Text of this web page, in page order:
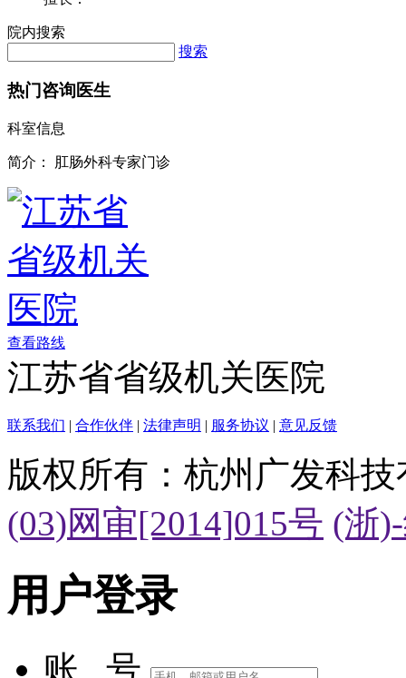
院内搜索
搜索
热门咨询医生
科室信息
简介： 肛肠外科专家门诊
查看路线
江苏省省级机关医院
联系我们 | 合作伙伴 | 法律声明 | 服务协议 | 意见反馈
版权所有：杭州广发科
(03)网审[2014]015号 (浙
用户登录
账 号